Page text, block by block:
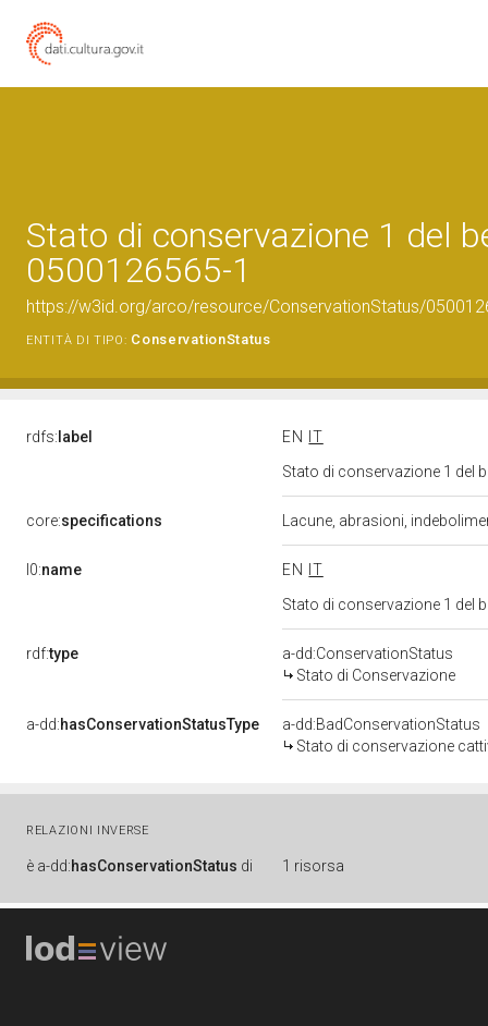
Stato di conservazione 1 del
0500126565-1
https://w3id.org/arco/resource/ConservationStatus/
ENTITÀ DI TIPO: ConservationStatus
rdfs: label EN
IT
Stato di conservazione 1 del
core:specifications Lacune, abrasioni,
l0:name EN
IT
Stato di conservazione 1 del
rdf:type
a-dd:ConservationStatus
Stato di Conservazione
a-dd:hasConservationStatusType
a-dd:BadConservationStatus
Stato di conservazione
RELAZIONI INVERSE
è a-dd:hasConservationStatus di 1 risorsa